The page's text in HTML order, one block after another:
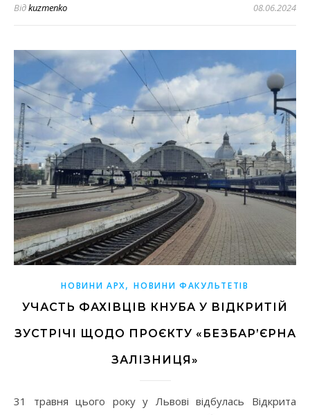
Відkuzmenko 08.06.2024
НОВИНИ АРХ,НОВИНИ ФАКУЛЬТЕТІВ
УЧАСТЬ ФАХІВЦІВ КНУБА У ВІДКРИТІЙ
ЗУСТРІЧІ ЩОДО ПРОЄКТУ «БЕЗБАР’ЄРНА
ЗАЛІЗНИЦЯ»
31 травня цього року у Львові відбулась Відкрита